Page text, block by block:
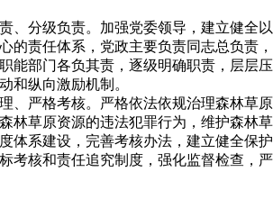
分级负责。加强党委领导，建立健全以
的责任体系，党政主要负责同志总负责，
能部门各负其责，逐级明确职责，层层压
和纵向激励机制。
严格考核。严格依法依规治理森林草原
林草原资源的违法犯罪行为，维护森林草
体系建设，完善考核办法，建立健全保护
考核和责任追究制度，强化监督检查，严